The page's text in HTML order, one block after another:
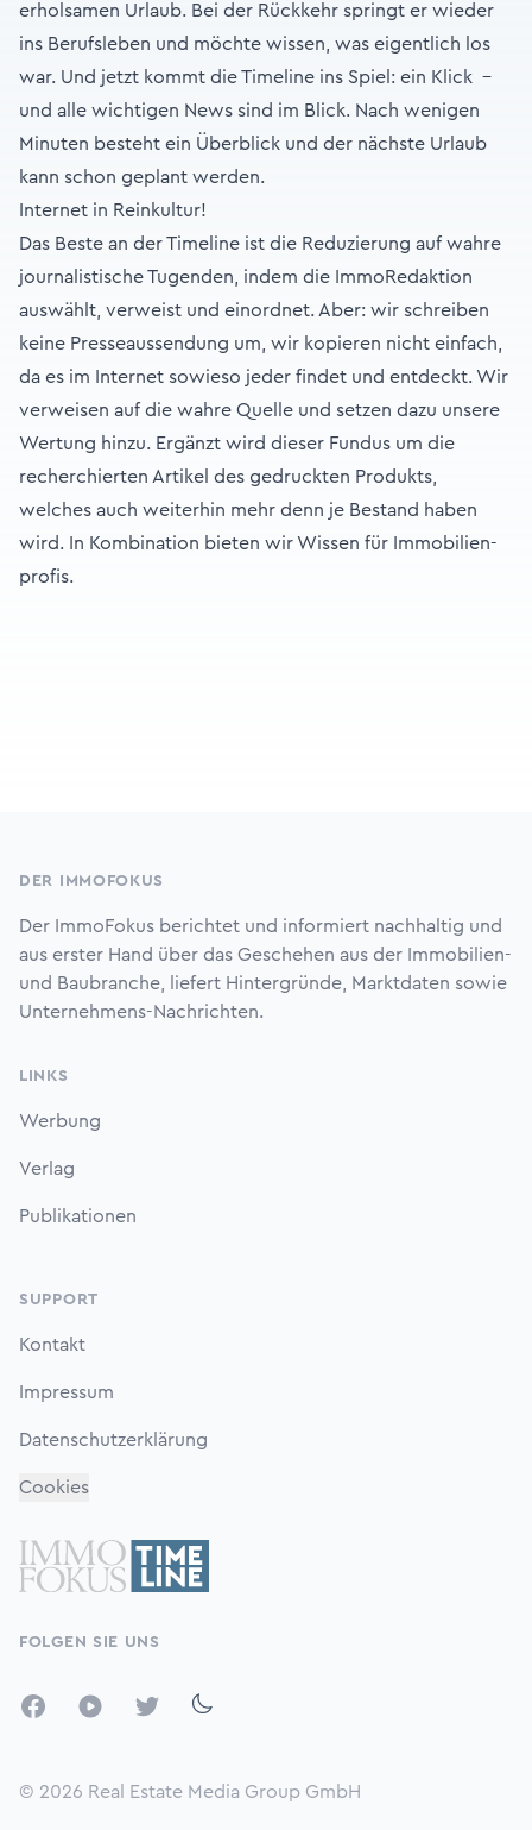
erholsamen Urlaub. Bei der Rückkehr springt er wieder
ins Berufsleben und möchte wissen, was eigentlich los
war. Und jetzt kommt die Timeline ins Spiel: ein Klick -
und alle wichtigen News sind im Blick. Nach wenigen
Minuten besteht ein Überblick und der nächste Urlaub
kann schon geplant werden.
Internet in Reinkultur!
Das Beste an der Timeline ist die Reduzierung auf wahre
journalistische Tugenden, indem die ImmoRedaktion
auswählt, verweist und einordnet. Aber: wir schreiben
keine Presseaussendung um, wir kopieren nicht einfach,
da es im Internet sowieso jeder findet und entdeckt. Wir
verweisen auf die wahre Quelle und setzen dazu unsere
Wertung hinzu. Ergänzt wird dieser Fundus um die
recherchierten Artikel des gedruckten Produkts,
welches auch weiterhin mehr denn je Bestand haben
wird. In Kombination bieten wir Wissen für Immobilien­
profis.
DER IMMOFOKUS
Der ImmoFokus berichtet und informiert nachhaltig und
aus erster Hand über das Geschehen aus der Immobilien-
und Baubranche, liefert Hintergründe, Marktdaten sowie
Unternehmens-Nachrichten.
LINKS
Werbung
Verlag
Publikationen
SUPPORT
Kontakt
Impressum
Datenschutzerklärung
Cookies
FOLGEN SIE UNS
FacebookYouTubeTwitter
© 2026 Real Estate Media Group GmbH